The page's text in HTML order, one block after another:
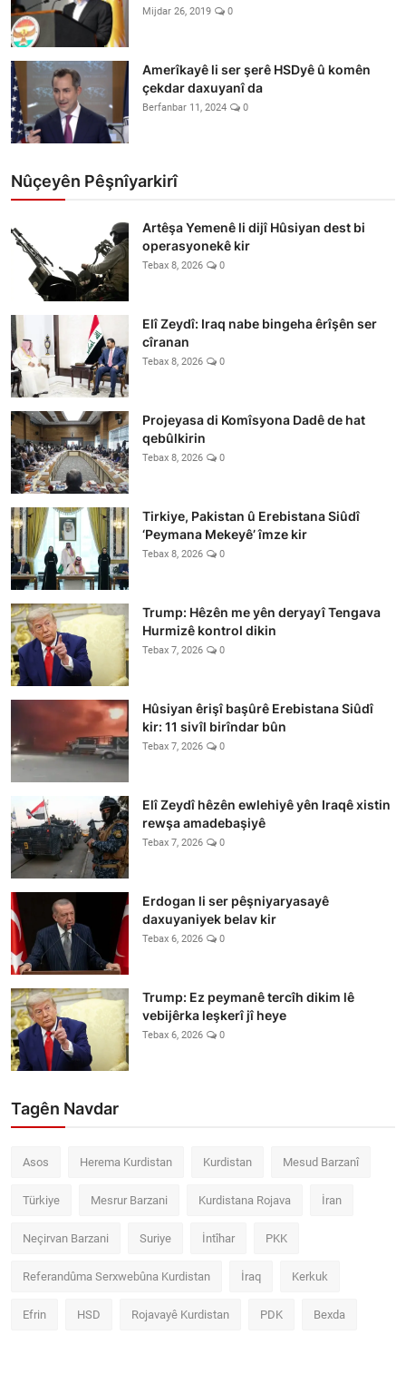
Mijdar 26, 2019 0
Amerîkayê li ser şerê HSDyê û komên
çekdar daxuyanî da
Berfanbar 11, 2024 0
Nûçeyên Pêşnîyarkirî
Artêşa Yemenê li dijî Hûsiyan dest bi
operasyonekê kir
Tebax 8, 2026 0
Elî Zeydî: Iraq nabe bingeha êrîşên ser
cîranan
Tebax 8, 2026 0
Projeyasa di Komîsyona Dadê de hat
qebûlkirin
Tebax 8, 2026 0
Tirkiye, Pakistan û Erebistana Siûdî
‘Peymana Mekeyê’ îmze kir
Tebax 8, 2026 0
Trump: Hêzên me yên deryayî Tengava
Hurmizê kontrol dikin
Tebax 7, 2026 0
Hûsiyan êrişî başûrê Erebistana Siûdî
kir: 11 sivîl birîndar bûn
Tebax 7, 2026 0
Elî Zeydî hêzên ewlehiyê yên Iraqê xistin
rewşa amadebaşiyê
Tebax 7, 2026 0
Erdogan li ser pêşniyaryasayê
daxuyaniyek belav kir
Tebax 6, 2026 0
Trump: Ez peymanê tercîh dikim lê
vebijêrka leşkerî jî heye
Tebax 6, 2026 0
Tagên Navdar
Asos Herema Kurdistan Kurdistan Mesud Barzanî
Türkiye Mesrur Barzani Kurdistana Rojava İran
Neçirvan Barzani Suriye İntîhar PKK
Referandûma Serxwebûna Kurdistan İraq Kerkuk
Efrin HSD Rojavayê Kurdistan PDK Bexda